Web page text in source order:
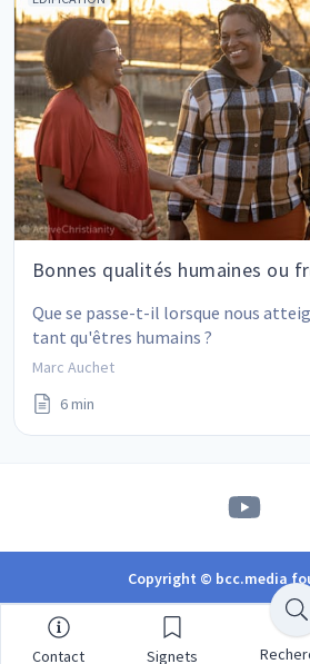
Bonnes qualités humaines ou
Que se passe-t-il lorsque nous
tant qu'êtres humains ?
Marc Auchet
6 min
Copyright © bcc.media
Contact Signets